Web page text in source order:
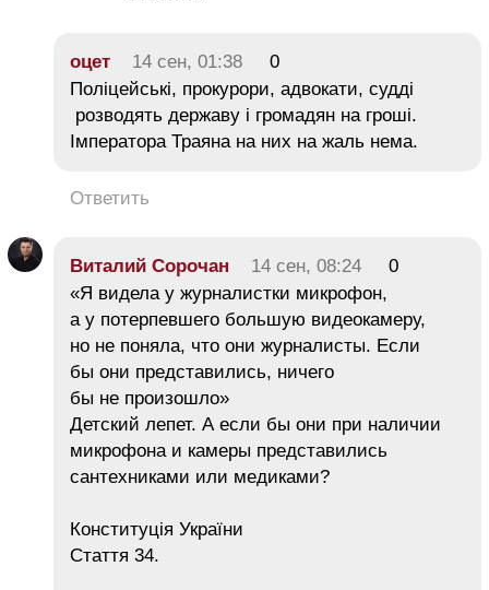
оцет 14 сен, 01:38
0
Поліцейські, прокурори, адвокати, судді
розводять державу і громадян на гроші.
Імператора Траяна на них на жаль нема.
Ответить
Виталий Сорочан 14 сен, 08:24
0
«Я видела у журналистки микрофон,
а у потерпевшего большую видеокамеру,
но не поняла, что они журналисты. Если
бы они представились, ничего
бы не произошло»
Детский лепет. А если бы они при наличии
микрофона и камеры представились
сантехниками или медиками?
Конституція України
Стаття 34.